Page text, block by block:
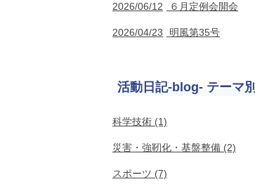
2026/06/12 ６月定例会開会
2026/04/23 明風第35号
活動日記-blog- テーマ別
科学技術 (1)
災害・強靭化・基盤整備 (2)
スポーツ (7)